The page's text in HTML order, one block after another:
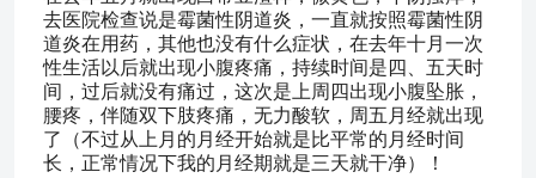
去医院检查说是霉菌性阴道炎，一直就按照霉菌性阴
道炎在用药，其他也没有什么症状，在去年十月一次
性生活以后就出现小腹疼痛，持续时间是四、五天时
间，过后就没有痛过，这次是上周四出现小腹坠胀，
腰疼，伴随双下肢疼痛，无力酸软，周五月经就出现
了（不过从上月的月经开始就是比平常的月经时间
长，正常情况下我的月经期就是三天就干净）！